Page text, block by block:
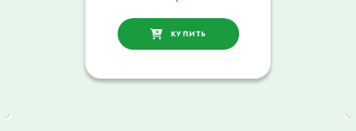
КУПИТЬ